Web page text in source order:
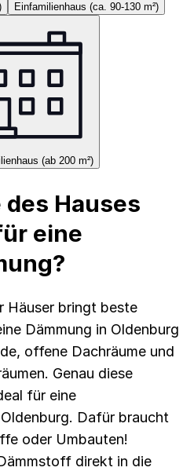
Einfamilienhaus (ca. 90-130 m²)
(ab 200 m²)
Hauses
eine
Häuser bringt beste
Dämmung in Oldenburg
offene Dachräume und
Genau diese
für eine
Dafür braucht
oder Umbauten!
direkt in die